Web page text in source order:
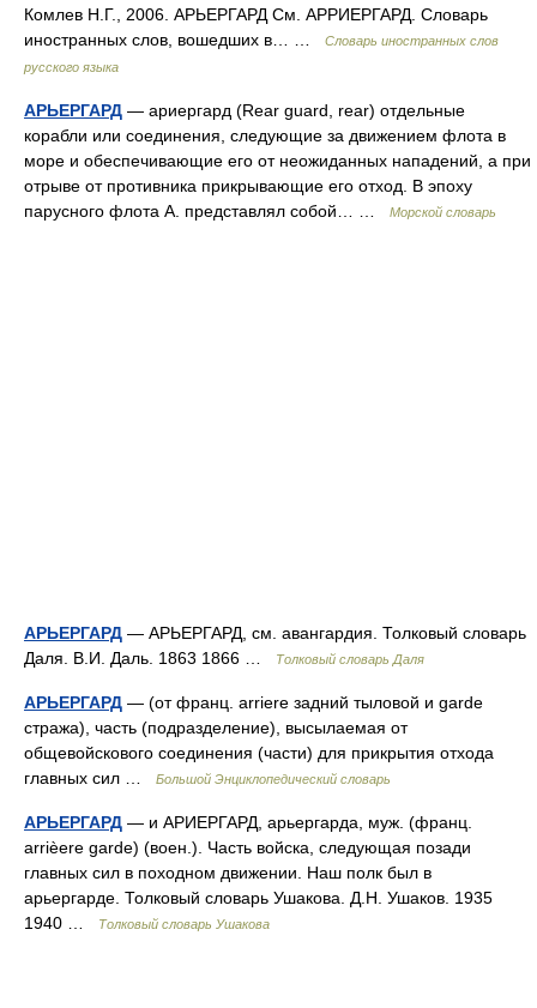
Комлев Н.Г., 2006. АРЬЕРГАРД См. АРРИЕРГАРД. Словарь
иностранных слов, вошедших в… …
Словарь иностранных слов
русского языка
АРЬЕРГАРД — ариергард (Rear guard, rear) отдельные
корабли или соединения, следующие за движением флота в
море и обеспечивающие его от неожиданных нападений, а при
отрыве от противника прикрывающие его отход. В эпоху
парусного флота А. представлял собой… …
Морской словарь
АРЬЕРГАРД — АРЬЕРГАРД, см. авангардия. Толковый словарь
Даля. В.И. Даль. 1863 1866 …
Толковый словарь Даля
АРЬЕРГАРД — (от франц. arriere задний тыловой и garde
стража), часть (подразделение), высылаемая от
общевойскового соединения (части) для прикрытия отхода
главных сил …
Большой Энциклопедический словарь
АРЬЕРГАРД — и АРИЕРГАРД, арьергарда, муж. (франц.
arrièere garde) (воен.). Часть войска, следующая позади
главных сил в походном движении. Наш полк был в
арьергарде. Толковый словарь Ушакова. Д.Н. Ушаков. 1935
1940 …
Толковый словарь Ушакова